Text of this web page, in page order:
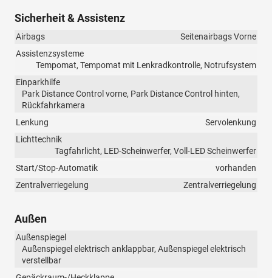
Sicherheit & Assistenz
Airbags
Seitenairbags Vorne
Assistenzsysteme
Tempomat, Tempomat mit Lenkradkontrolle, Notrufsystem
Einparkhilfe
Park Distance Control vorne, Park Distance Control hinten,
Rückfahrkamera
Lenkung
Servolenkung
Lichttechnik
Tagfahrlicht, LED-Scheinwerfer, Voll-LED Scheinwerfer
Start/Stop-Automatik
vorhanden
Zentralverriegelung
Zentralverriegelung
Außen
Außenspiegel
Außenspiegel elektrisch anklappbar, Außenspiegel elektrisch
verstellbar